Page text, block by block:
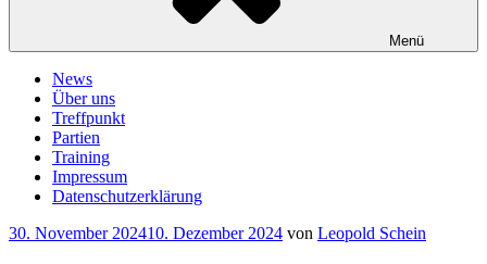
Menü
News
Über uns
Treffpunkt
Partien
Training
Impressum
Datenschutzerklärung
Veröffentlicht
30. November 202410. Dezember 2024 von Leopold Schein